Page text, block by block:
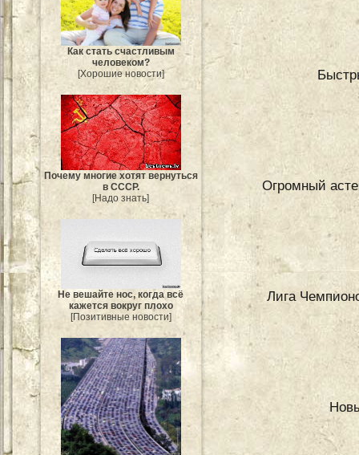
Как стать счастливым
человеком?
[Хорошие новости]
Почему многие хотят вернуться
в СССР.
[Надо знать]
Не вешайте нос, когда всё
кажется вокруг плохо
[Позитивные новости]
Огромный
Лига